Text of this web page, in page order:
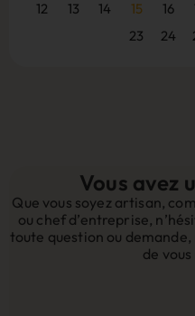
12
13 14 15 16
23
24
Vous avez
Que vous soyez artisan,
ou chef d’entreprise,
toute question ou
de